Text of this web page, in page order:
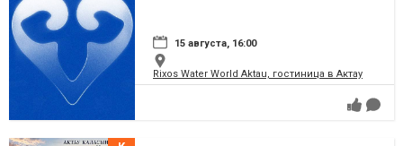
15 августа, 16:00
Rixos Water World Aktau, гостиница в Актау